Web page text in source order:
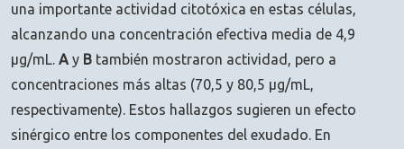
una importante actividad citotóxica en estas células,
alcanzando una concentración efectiva media de 4,9
µg/mL. A y B también mostraron actividad, pero a
concentraciones más altas (70,5 y 80,5 µg/mL,
respectivamente). Estos hallazgos sugieren un efecto
sinérgico entre los componentes del exudado. En